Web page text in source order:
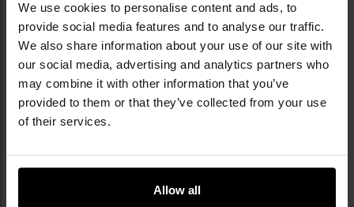
We use cookies to personalise content and ads, to
provide social media features and to analyse our traffic.
We also share information about your use of our site with
our social media, advertising and analytics partners who
may combine it with other information that you’ve
provided to them or that they’ve collected from your use
of their services.
Allow all